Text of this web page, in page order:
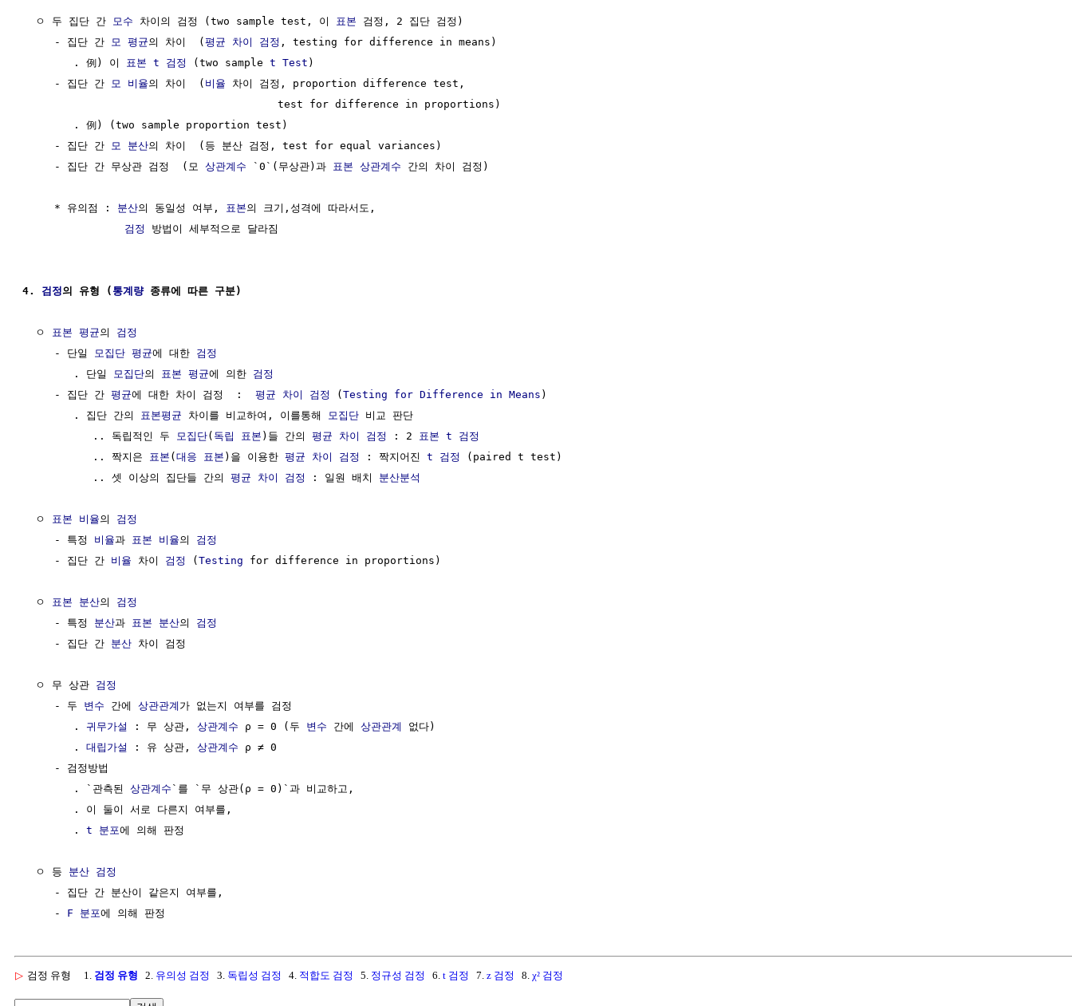
  ㅇ 두 집단 간
모수 차이의 검정 (two sample test, 이 표본 검정, 2 집단 검정)
     - 집단 간
모 평균의 차이  (평균 차이 검정 , testing for difference in means)
        . 例) 이
표본 t 검정 (two sample t Test )
     - 집단 간
모 비율의 차이  ( 비율 차이 검정, proportion difference test,
                                        test for difference in proportions)
        . 例) (two sample proportion test)
     - 집단 간
모 분산의 차이  (등 분산 검정, test for equal variances)
     - 집단 간 무상관 검정  (모
상관계수 `0`(무상관)과 표본 상관계수 간의 차이 검정)
     * 유의점 :
분산의 동일성 여부, 표본의 크기,성격에 따라서도,
검정
방법이 세부적으로 달라짐
4. 검정의 유형 ( 통계량 종류에 따른 구분)
  ㅇ
표본 평균의 검정
     - 단일
모집단 평균에 대한 검정
        . 단일
모집단의 표본 평균에 의한 검정
     - 집단 간
평균에 대한 차이 검정  : 평균 차이 검정 (Testing for Difference in Means )
        . 집단 간의
표본평균 차이를 비교하여, 이를통해 모집단 비교 판단
           .. 독립적인 두
모집단( 독립 표본 )들 간의 평균 차이 검정 : 2 표본 t 검정
           .. 짝지은
표본 (대응 표본 )을 이용한 평균 차이 검정 : 짝지어진 t 검정
(paired t test)
           .. 셋 이상의 집단들 간의
평균 차이 검정 : 일원 배치 분산분석
  ㅇ
표본 비율의 검정
     - 특정
비율과 표본 비율의 검정
     - 집단 간
비율 차이 검정 (Testing for difference in proportions)
  ㅇ
표본 분산의 검정
     - 특정
분산과 표본 분산의 검정
     - 집단 간
분산 차이 검정
  ㅇ 무 상관
검정
     - 두
변수 간에 상관관계 가 없는지 여부를 검정
        .
귀무가설 : 무 상관, 상관계수 ρ = 0 (두 변수 간에 상관관계
없다)
        .
대립가설 : 유 상관, 상관계수 ρ ≠ 0
     - 검정방법
        . `관측된
상관계수 `를 `무 상관(ρ = 0)`과 비교하고,
        . 이 둘이 서로 다른지 여부를,
        .
t 분포에 의해 판정
  ㅇ 등
분산 검정
     - 집단 간 분산이 같은지 여부를,
     -
F 분포
▷ 검정 유형 1. 검정 유형 2. 유의성 검정 3. 독립성 검정 4. 적합도 검정 5. 정규성 검정 6. t 검정 7. z 검정 8. χ² 검정